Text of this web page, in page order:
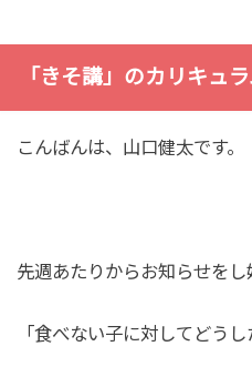
「きそ講」のカリキュ
こんばんは、山口健太です。
先週あたりからお知らせをし
「食べない子に対してどうし